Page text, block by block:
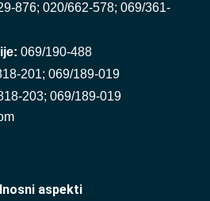
876; 020/662-578; 069/361-
069/190-488
201; 069/189-019
203; 069/189-019
aspekti